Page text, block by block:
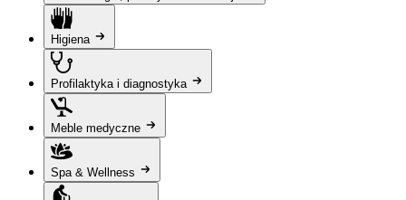
Higiena
Profilaktyka i diagnostyka
Meble medyczne
Spa & Wellness